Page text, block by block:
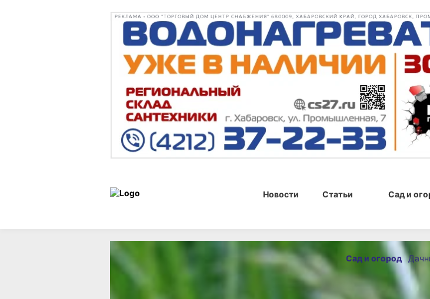
РЕКЛАМА • ООО "ТОРГОВЫЙ ДОМ ЦЕНТР СНАБЖЕНИЯ" 680009, ХАБАРОВСКИЙ КРАЙ, ГОРОД ХАБАРОВСК,
Новости Статьи Сад и
Сад и
огород
23 мая 2014 г., 23:20
Декоративные
Сад и огород